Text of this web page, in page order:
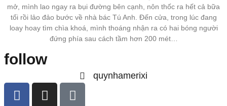
mở, mình lao ngay ra bụi đường bên cạnh, nôn thốc ra hết cả bữa
tối rồi lảo đảo bước về nhà bác Tú Anh. Đến cửa, trong lúc đang
loay hoay tìm chìa khoá, mình thoáng nhận ra có hai bóng người
đứng phía sau cách tầm hơn 200 mét…
follow
quynhamerixi